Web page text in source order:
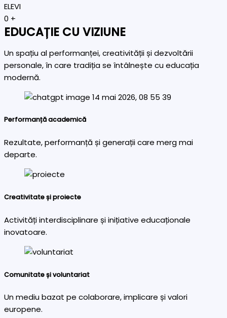
ELEVI
0 +
EDUCAȚIE CU VIZIUNE
Un spațiu al performanței, creativității și dezvoltării
personale, în care tradiția se întâlnește cu educația
modernă.
Performanță academică
Rezultate, performanță și generații care merg mai
departe.
Creativitate și proiecte
Activități interdisciplinare și inițiative educaționale
inovatoare.
Comunitate și voluntariat
Un mediu bazat pe colaborare, implicare și valori
europene.